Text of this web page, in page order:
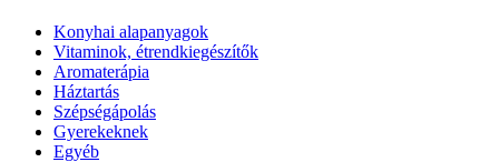
Konyhai alapanyagok
Vitaminok, étrendkiegészítők
Aromaterápia
Háztartás
Szépségápolás
Gyerekeknek
Egyéb